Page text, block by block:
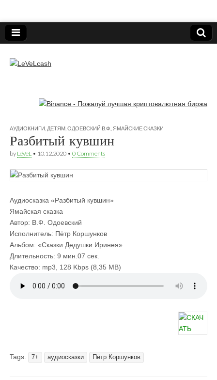
LeVeLcash
АУДИОКНИГИ ДЕТЯМ ОДОЕВСКИЙ В.Ф. ЯМАЙСКИЕ СКАЗКИ
Разбитый кувшин
by LeVeL • 10.12.2020 • 0 Comments
Аудиосказка «Разбитый кувшин»
Ямайская сказка
Автор: В.Ф. Одоевский
Исполнитель: Пётр Коршунков
Альбом: «Сказки Дедушки Иринея»
Длительность: 9 мин.07 сек.
Качество: mp3, 128 Kbps (8,35 МB)
Tags: 7+ аудиосказки Пётр Коршунков